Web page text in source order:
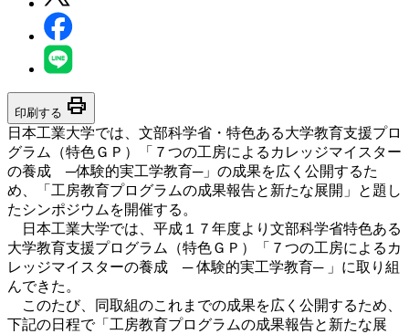
印刷する print
日本工業大学では、文部科学省・特色ある大学教育支援プロ
グラム（特色ＧＰ）「７つの工房によるカレッジマイスター
の養成 ─体験的実工学教育─」の成果を広く公開するた
め、「工房教育プログラムの成果報告と新たな展開」と題し
たシンポジウムを開催する。
日本工業大学では、平成１７年度より文部科学省特色ある
大学教育支援プログラム（特色ＧＰ）「７つの工房によるカ
レッジマイスターの養成 ─ 体験的実工学教育─ 」に取り組
んできた。
このたび、同取組のこれまでの成果を広く公開するため、
下記の日程で「工房教育プログラムの成果報告と新たな展